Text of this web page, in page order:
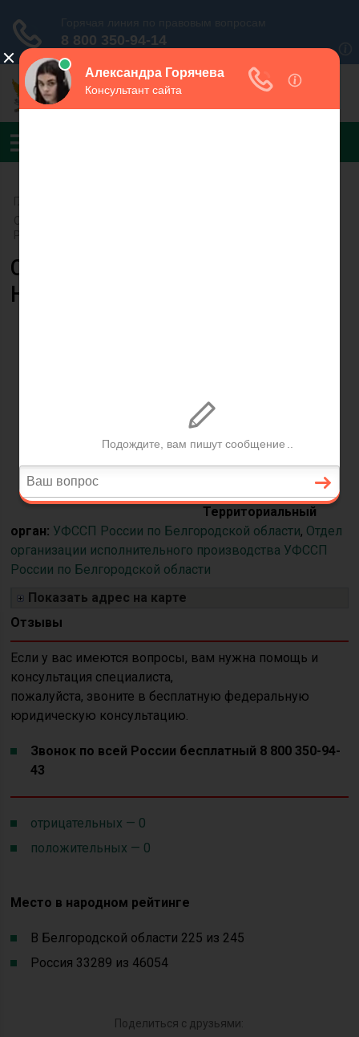
Судебный пристав Залезняк
Наталья Петровна
г.Белгород, пр-
т.Б.Хмельницкого, 109
Часы приёма:Пн-Чт с
08.30 до 17.30, Пт с
Территориальный
орган: УФССП России по Белгородской области, Отдел
организации исполнительного производства УФССП
России по Белгородской области
Показать адрес на карте
Отзывы
Если у вас имеются вопросы, вам нужна помощь и
консультация специалиста,
пожалуйста, звоните в бесплатную федеральную
юридическую консультацию.
Звонок по всей России бесплатный 8 800 350-94-
43
отрицательных — 0
положительных — 0
Место в народном рейтинге
В Белгородской области 225 из 245
Россия 33289 из 46054
Поделиться с друзьями: